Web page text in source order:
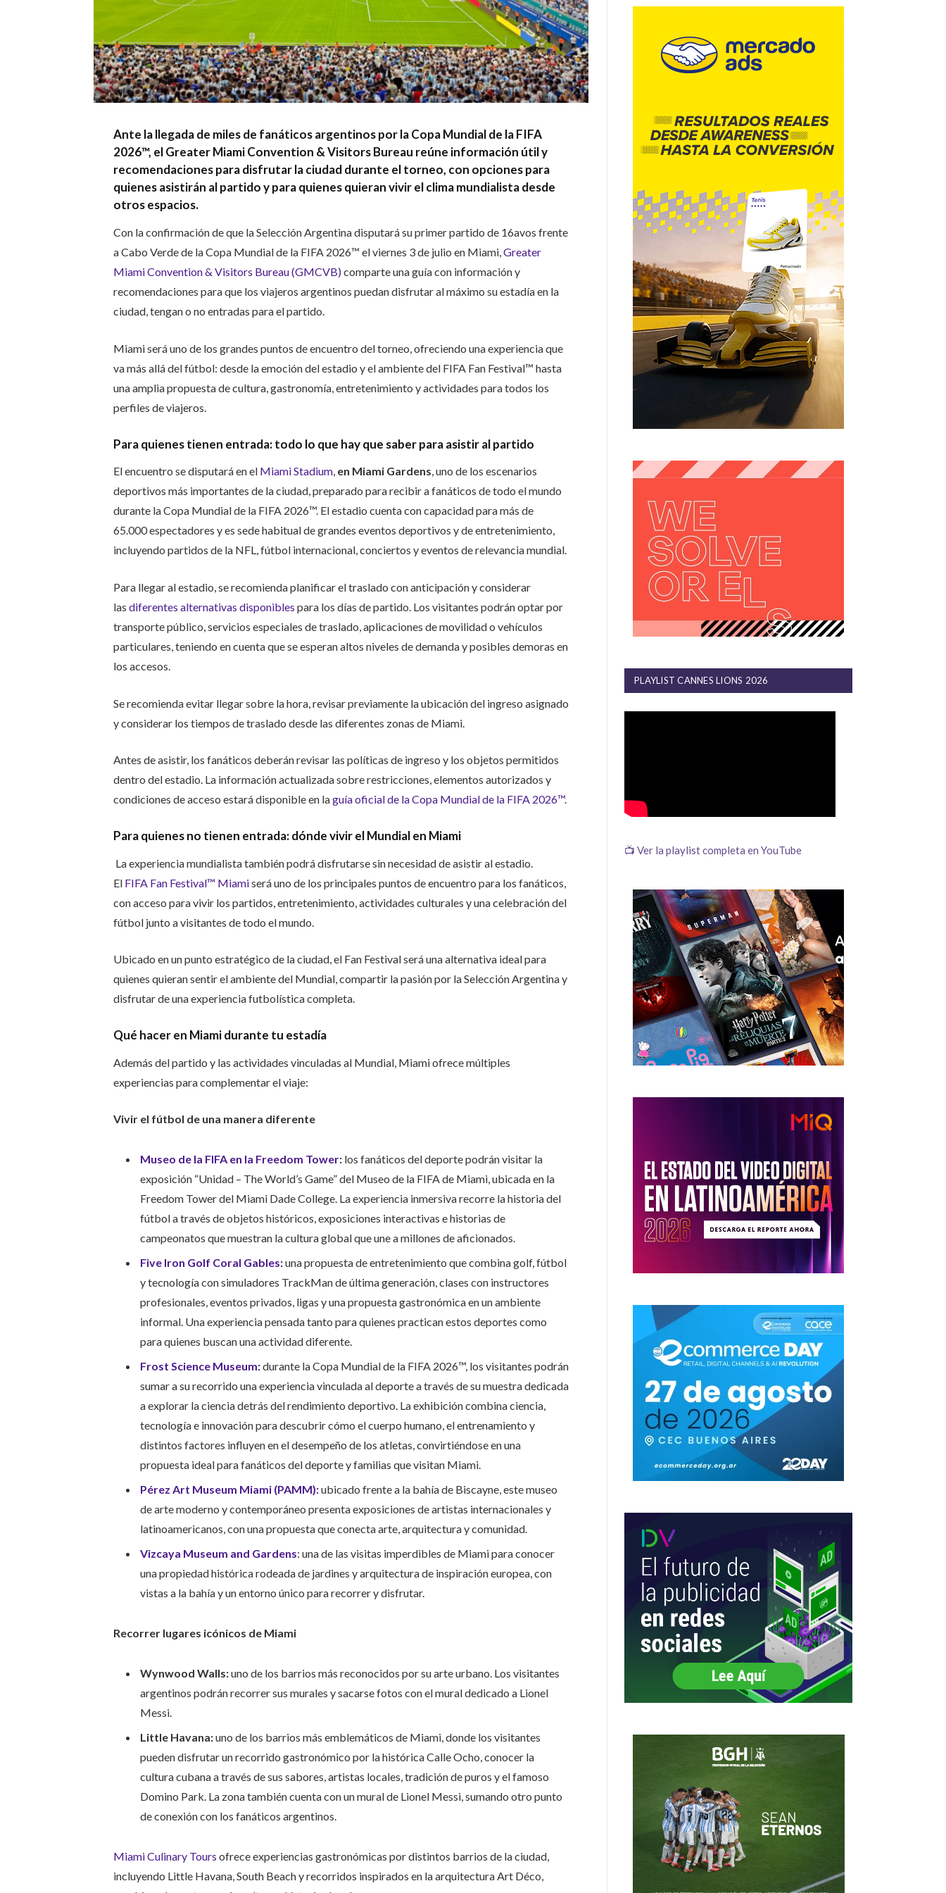
Ante la llegada de miles de fanáticos argentinos por la Copa Mundial de la FIFA
2026™, el Greater Miami Convention & Visitors Bureau reúne información útil y
recomendaciones para disfrutar la ciudad durante el torneo, con opciones para
quienes asistirán al partido y para quienes quieran vivir el clima mundialista desde
otros espacios.
Con la confirmación de que la Selección Argentina disputará su primer partido de 16avos frente
a Cabo Verde de la Copa Mundial de la FIFA 2026™ el viernes 3 de julio en Miami,Greater
Miami Convention & Visitors Bureau (GMCVB)comparte una guía con información y
recomendaciones para que los viajeros argentinos puedan disfrutar al máximo su estadía en la
ciudad, tengan o no entradas para el partido.
Miami será uno de los grandes puntos de encuentro del torneo, ofreciendo una experiencia que
va más allá del fútbol: desde la emoción del estadio y el ambiente del FIFA Fan Festival™ hasta
una amplia propuesta de cultura, gastronomía, entretenimiento y actividades para todos los
perfiles de viajeros.
Para quienes tienen entrada: todo lo que hay que saber para asistir al partido
El encuentro se disputará en el Miami Stadium, en Miami Gardens, uno de los escenarios
deportivos más importantes de la ciudad, preparado para recibir a fanáticos de todo el mundo
durante la Copa Mundial de la FIFA 2026™. El estadio cuenta con capacidad para más de
65.000 espectadores y es sede habitual de grandes eventos deportivos y de entretenimiento,
incluyendo partidos de la NFL, fútbol internacional, conciertos y eventos de relevancia mundial.
Para llegar al estadio, se recomienda planificar el traslado con anticipación y considerar
las diferentes alternativas disponibles para los días de partido. Los visitantes podrán optar por
transporte público, servicios especiales de traslado, aplicaciones de movilidad o vehículos
particulares, teniendo en cuenta que se esperan altos niveles de demanda y posibles demoras en
los accesos.
Se recomienda evitar llegar sobre la hora, revisar previamente la ubicación del ingreso asignado
y considerar los tiempos de traslado desde las diferentes zonas de Miami.
Antes de asistir, los fanáticos deberán revisar las políticas de ingreso y los objetos permitidos
dentro del estadio. La información actualizada sobre restricciones, elementos autorizados y
condiciones de acceso estará disponible en laguía oficial de la Copa Mundial de la FIFA 2026™.
Para quienes no tienen entrada: dónde vivir el Mundial en Miami
La experiencia mundialista también podrá disfrutarse sin necesidad de asistir al estadio.
El FIFA Fan Festival™ Miamiserá uno de los principales puntos de encuentro para los fanáticos,
con acceso para vivir los partidos, entretenimiento, actividades culturales y una celebración del
fútbol junto a visitantes de todo el mundo.
Ubicado en un punto estratégico de la ciudad, el Fan Festival será una alternativa ideal para
quienes quieran sentir el ambiente del Mundial, compartir la pasión por la Selección Argentina y
disfrutar de una experiencia futbolística completa.
Qué hacer en Miami durante tu estadía
Además del partido y las actividades vinculadas al Mundial, Miami ofrece múltiples
experiencias para complementar el viaje:
Vivir el fútbol de una manera diferente
Museo de la FIFA en la Freedom Tower:los fanáticos del deporte podrán visitar la
exposición “Unidad – The World’s Game” del Museo de la FIFA de Miami, ubicada en la
Freedom Tower del Miami Dade College. La experiencia inmersiva recorre la historia del
fútbol a través de objetos históricos, exposiciones interactivas e historias de
campeonatos que muestran la cultura global que une a millones de aficionados.
Five Iron Golf Coral Gables:una propuesta de entretenimiento que combina golf, fútbol
y tecnología con simuladores TrackMan de última generación, clases con instructores
profesionales, eventos privados, ligas y una propuesta gastronómica en un ambiente
informal. Una experiencia pensada tanto para quienes practican estos deportes como
para quienes buscan una actividad diferente.
Frost Science Museum:durante la Copa Mundial de la FIFA 2026™, los visitantes podrán
sumar a su recorrido una experiencia vinculada al deporte a través de su muestra dedicada
a explorar la ciencia detrás del rendimiento deportivo. La exhibición combina ciencia,
tecnología e innovación para descubrir cómo el cuerpo humano, el entrenamiento y
distintos factores influyen en el desempeño de los atletas, convirtiéndose en una
propuesta ideal para fanáticos del deporte y familias que visitan Miami.
Pérez Art Museum Miami (PAMM):ubicado frente a la bahía de Biscayne, este museo
de arte moderno y contemporáneo presenta exposiciones de artistas internacionales y
latinoamericanos, con una propuesta que conecta arte, arquitectura y comunidad.
Vizcaya Museum and Gardens: una de las visitas imperdibles de Miami para conocer
una propiedad histórica rodeada de jardines y arquitectura de inspiración europea, con
vistas a la bahía y un entorno único para recorrer y disfrutar.
Recorrer lugares icónicos de Miami
Wynwood Walls:uno de los barrios más reconocidos por su arte urbano. Los visitantes
argentinos podrán recorrer sus murales y sacarse fotos con el mural dedicado a Lionel
Messi.
Little Havana:uno de los barrios más emblemáticos de Miami, donde los visitantes
pueden disfrutar un recorrido gastronómico por la histórica Calle Ocho, conocer la
cultura cubana a través de sus sabores, artistas locales, tradición de puros y el famoso
Domino Park. La zona también cuenta con un mural de Lionel Messi, sumando otro punto
de conexión con los fanáticos argentinos.
Miami Culinary Tours ofrece experiencias gastronómicas por distintos barrios de la ciudad,
incluyendo Little Havana, South Beach y recorridos inspirados en la arquitectura Art Déco,
PLAYLIST CANNES LIONS 2026
📺 Ver la playlist completa en YouTube